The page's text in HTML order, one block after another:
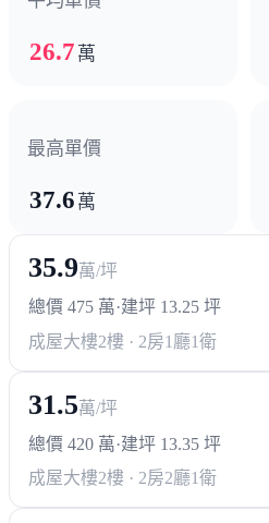
26.7 萬
最高單價
37.6 萬
35.9萬/坪
總價 475 萬·建坪 13.25 坪
成屋大樓2樓 · 2房1廳1衛
31.5萬/坪
總價 420 萬·建坪 13.35 坪
成屋大樓2樓 · 2房2廳1衛